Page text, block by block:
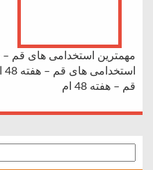
قم – هفته 48 ام